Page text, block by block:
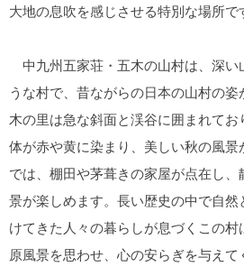
大地の息吹を感じさせる特別な場所で
中九州五家荘・五木の山村は、深い
うな村で、昔ながらの日本の山村の
木の里は急な斜面と渓谷に囲まれて
体が赤や黄に染まり、美しい秋の風
では、棚田や茅葺きの家屋が点在し
景が楽しめます。長い歴史の中で自
けてきた人々の暮らしが息づくこの
原風景を思わせ、心の安らぎを与えて